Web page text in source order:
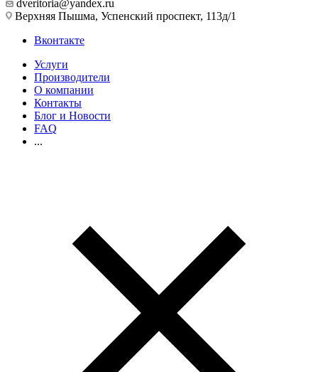
dveritoria@yandex.ru
Верхняя Пышма, Успенский проспект, 113д/1
Вконтакте
Услуги
Производители
О компании
Контакты
Блог и Новости
FAQ
...